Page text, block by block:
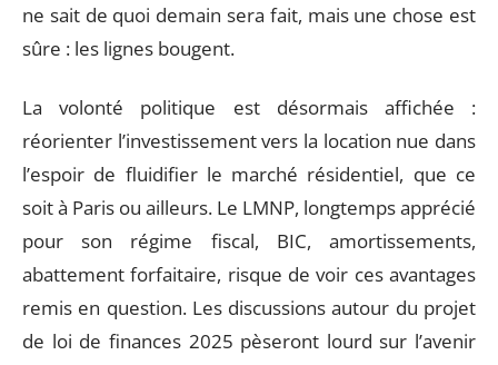
ne sait de quoi demain sera fait, mais une chose est
sûre : les lignes bougent.
La volonté politique est désormais affichée :
réorienter l’investissement vers la location nue dans
l’espoir de fluidifier le marché résidentiel, que ce
soit à Paris ou ailleurs. Le LMNP, longtemps apprécié
pour son régime fiscal, BIC, amortissements,
abattement forfaitaire, risque de voir ces avantages
remis en question. Les discussions autour du projet
de loi de finances 2025 pèseront lourd sur l’avenir